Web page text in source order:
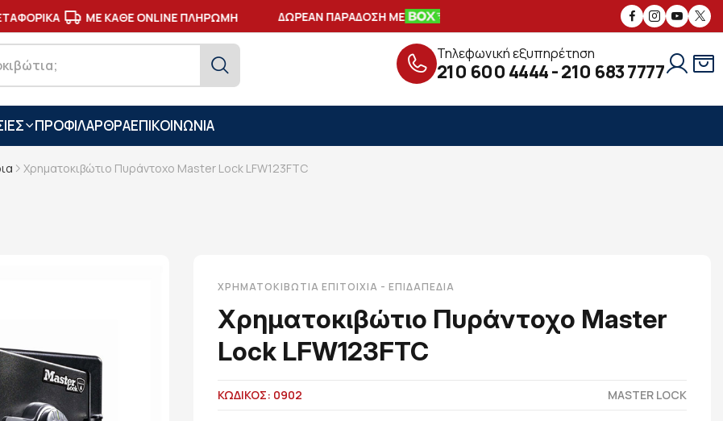
ΜΕ ΚΑΘΕ ONLINE ΠΛΗΡΩΜΗ ΔΩΡΕΑΝ ΠΑΡΑΔΟΣΗ ΜΕ ΣΥΝΑΛΛΑΓΕΣ
Τηλεφωνική εξυπηρέτηση
210 600 4444-210 683 7777
ΠΡΟΦΙΛΑΡΘΡΑΕΠΙΚΟΙΝΩΝΙΑ
Χρηματοκιβώτιο Πυράντοχο Master Lock LFW123FTC
ΧΡΗΜΑΤΟΚΙΒΏΤΙΑ ΕΠΙΤΟΊΧΙΑ - ΕΠΙΔΑΠΈΔΙΑ
Χρηματοκιβώτιο Πυράντοχο Master
Lock LFW123FTC
ΚΩΔΙΚΟΣ: 0902 MASTER LOCK